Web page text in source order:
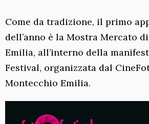
Come da tradizione, il primo
dell’anno è la Mostra Mercato
Emilia, all’interno della
Festival, organizzata dal
Montecchio Emilia.